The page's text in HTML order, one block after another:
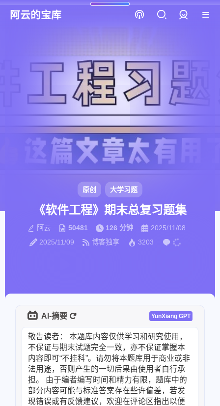
阿云的宝库
原创 大学习题
《软件工程》期末总复习题集
阿云 50481 126 分钟
2025/11/08
2025/11/09
博客独享 3203
AI-摘要 YunXiang GPT
敬告读者： 本题库内容仅供学习和研究使用，
不保证与期末试题完全一致，亦不保证掌握本
内容即可“不挂科”。请勿将本题库用于商业或非
法用途，否则产生的一切后果由使用者自行承
担。 由于编者编写时间和精力有限，题库中的
部分内容可能与标准答案存在些许偏差，若发
现错误或有反馈建议，欢迎在评论区指出以便